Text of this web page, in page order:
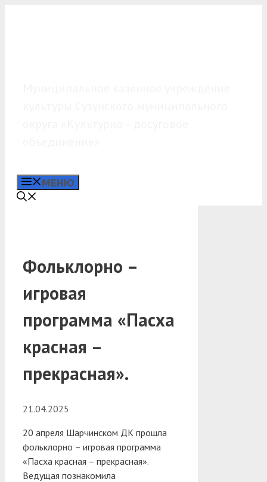
МЕНЮ
Фольклорно –
игровая
программа «Пасха
красная –
прекрасная».
21.04.2025
20 апреля Шарчинском ДК прошла
фольклорно – игровая программа
«Пасха красная – прекрасная».
Ведущая познакомила